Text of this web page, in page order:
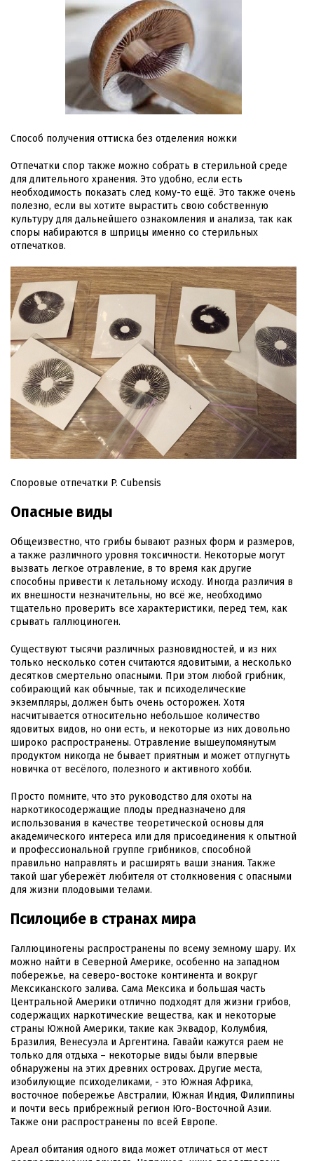
Способ получения оттиска без отделения ножки
Отпечатки спор также можно собрать в стерильной среде
для длительного хранения. Это удобно, если есть
необходимость показать след кому-то ещё. Это также очень
полезно, если вы хотите вырастить свою собственную
культуру для дальнейшего ознакомления и анализа, так как
споры набираются в шприцы именно со стерильных
отпечатков.
Споровые отпечатки P. Cubensis
Опасные виды
Общеизвестно, что грибы бывают разных форм и размеров,
а также различного уровня токсичности. Некоторые могут
вызвать легкое отравление, в то время как другие
способны привести к летальному исходу. Иногда различия в
их внешности незначительны, но всё же, необходимо
тщательно проверить все характеристики, перед тем, как
срывать галлюциноген.
Существуют тысячи различных разновидностей, и из них
только несколько сотен считаются ядовитыми, а несколько
десятков смертельно опасными. При этом любой грибник,
собирающий как обычные, так и психоделические
экземпляры, должен быть очень осторожен. Хотя
насчитывается относительно небольшое количество
ядовитых видов, но они есть, и некоторые из них довольно
широко распространены. Отравление вышеупомянутым
продуктом никогда не бывает приятным и может отпугнуть
новичка от весёлого, полезного и активного хобби.
Просто помните, что это руководство для охоты на
наркотикосодержащие плоды предназначено для
использования в качестве теоретической основы для
академического интереса или для присоединения к опытной
и профессиональной группе грибников, способной
правильно направлять и расширять ваши знания. Также
такой шаг убережёт любителя от столкновения с опасными
для жизни плодовыми телами.
Псилоцибе в странах мира
Галлюциногены распространены по всему земному шару. Их
можно найти в Северной Америке, особенно на западном
побережье, на северо-востоке континента и вокруг
Мексиканского залива. Сама Мексика и большая часть
Центральной Америки отлично подходят для жизни грибов,
содержащих наркотические вещества, как и некоторые
страны Южной Америки, такие как Эквадор, Колумбия,
Бразилия, Венесуэла и Аргентина. Гавайи кажутся раем не
только для отдыха – некоторые виды были впервые
обнаружены на этих древних островах. Другие места,
изобилующие психоделиками, - это Южная Африка,
восточное побережье Австралии, Южная Индия, Филиппины
и почти весь прибрежный регион Юго-Восточной Азии.
Также они распространены по всей Европе.
Ареал обитания одного вида может отличаться от мест